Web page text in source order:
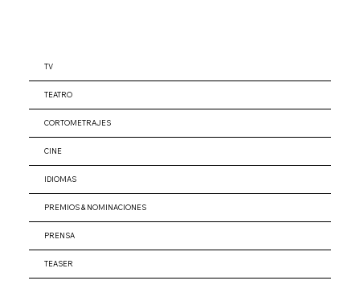
TV
TEATRO
CORTOMETRAJES
CINE
IDIOMAS
PREMIOS & NOMINACIONES
PRENSA
TEASER